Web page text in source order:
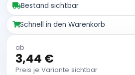
Bestand sichtbar
Schnell in den Warenkorb
ab
3,44 €
Preis je Variante sichtbar